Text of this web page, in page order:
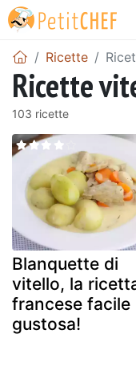
Ricette
Ricette
103 ricette
Blanquette di
vitello, la
francese facile
gustosa!